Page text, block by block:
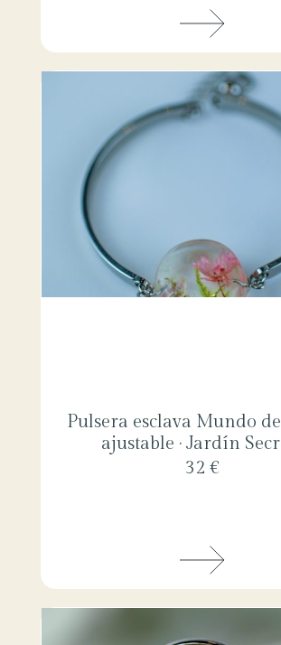
Pulsera esclava Mundo
ajustable · Jardín
32 €